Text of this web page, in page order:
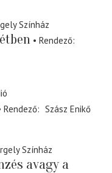
Színház
Rendező
Rendező
Szász Enikő
Színház
avagy a